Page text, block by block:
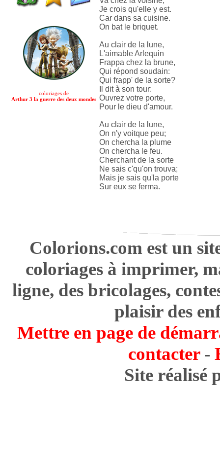
coloriages de
Arthur 3 la guerre des deux mondes
Je crois qu'elle y est.
Car dans sa cuisine.
On bat le briquet.
Au clair de la lune,
L'aimable Arlequin
Frappa chez la brune,
Qui répond soudain:
Qui frapp' de la sorte?
Il dit à son tour:
Ouvrez votre porte,
Pour le dieu d'amour.
Au clair de la lune,
On n'y voitque peu;
On chercha la plume
On chercha le feu.
Cherchant de la sorte
Ne sais c'qu'on trouva;
Mais je sais qu'la porte
Sur eux se ferma.
Colorions.com est un
coloriages à imprimer,
ligne, des bricolages,
plaisir des
Mettre en page de
contacter-
Site réalisé